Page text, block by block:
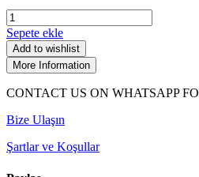
Sepete ekle
Add to wishlist
More Information
CONTACT US ON WHATSAPP
Bize Ulaşın
Şartlar ve Koşullar